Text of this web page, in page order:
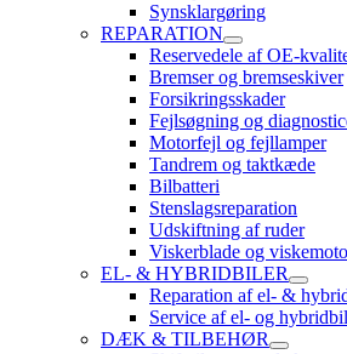
Synsklargøring
REPARATION
Reservedele af OE-
Bremser og bremseskiver
Forsikringsskader
Fejlsøgning og
Motorfejl og fejllamper
Tandrem og taktkæde
Bilbatteri
Stenslagsreparation
Udskiftning af ruder
Viskerblade og
EL- & HYBRIDBILER
Reparation af el- &
Service af el- og
DÆK & TILBEHØR